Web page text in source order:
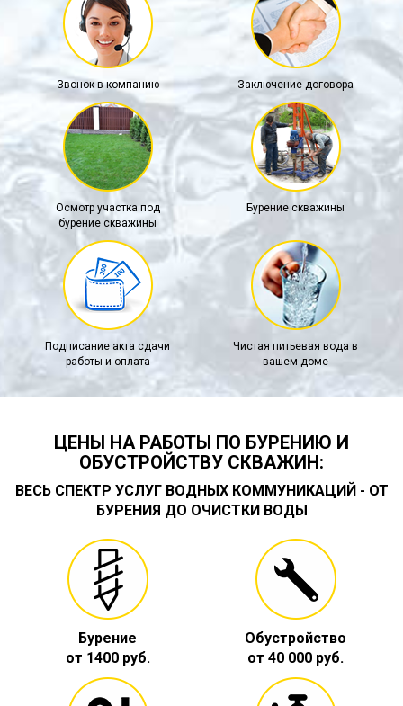
Звонок в компанию Заключение договора
Осмотр участка под
бурение скважины
Бурение скважины
Подписание акта сдачи
работы и оплата
Чистая питьевая вода в
вашем доме
ЦЕНЫ НА РАБОТЫ ПО БУРЕНИЮ И
ОБУСТРОЙСТВУ СКВАЖИН:
ВЕСЬ СПЕКТР УСЛУГ ВОДНЫХ КОММУНИКАЦИЙ - ОТ
БУРЕНИЯ ДО ОЧИСТКИ ВОДЫ
Бурение
от 1400 руб.
Обустройство
от 40 000 руб.